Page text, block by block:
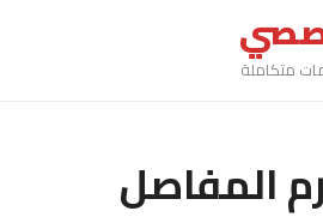
متكاملة
المفاصل